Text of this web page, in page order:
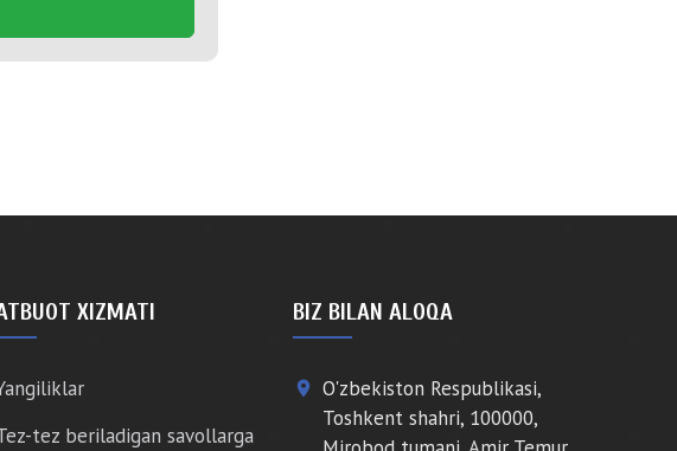
XIZMATI
tez beriladigan savollarga
BIZ BILAN ALOQA
place O'zbekiston Respublikasi,
Toshkent shahri, 100000,